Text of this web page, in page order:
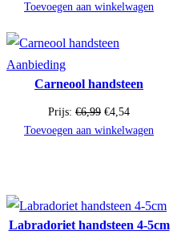
Toevoegen aan winkelwagen
AanbiedingProduct
in
de
uitverkoop
Carneool handsteen
Prijs: €6,99 Oorspronkelijke
prijs
€4,54Huidige
prijs
Toevoegen aan winkelwagen
Labradoriet handsteen 4-5cm